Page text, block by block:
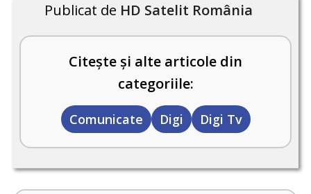
Publicat de HD Satelit România
Citește și alte articole din
categoriile:
Comunicate Digi Digi Tv